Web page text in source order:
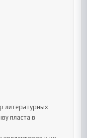
литературных
пласта в